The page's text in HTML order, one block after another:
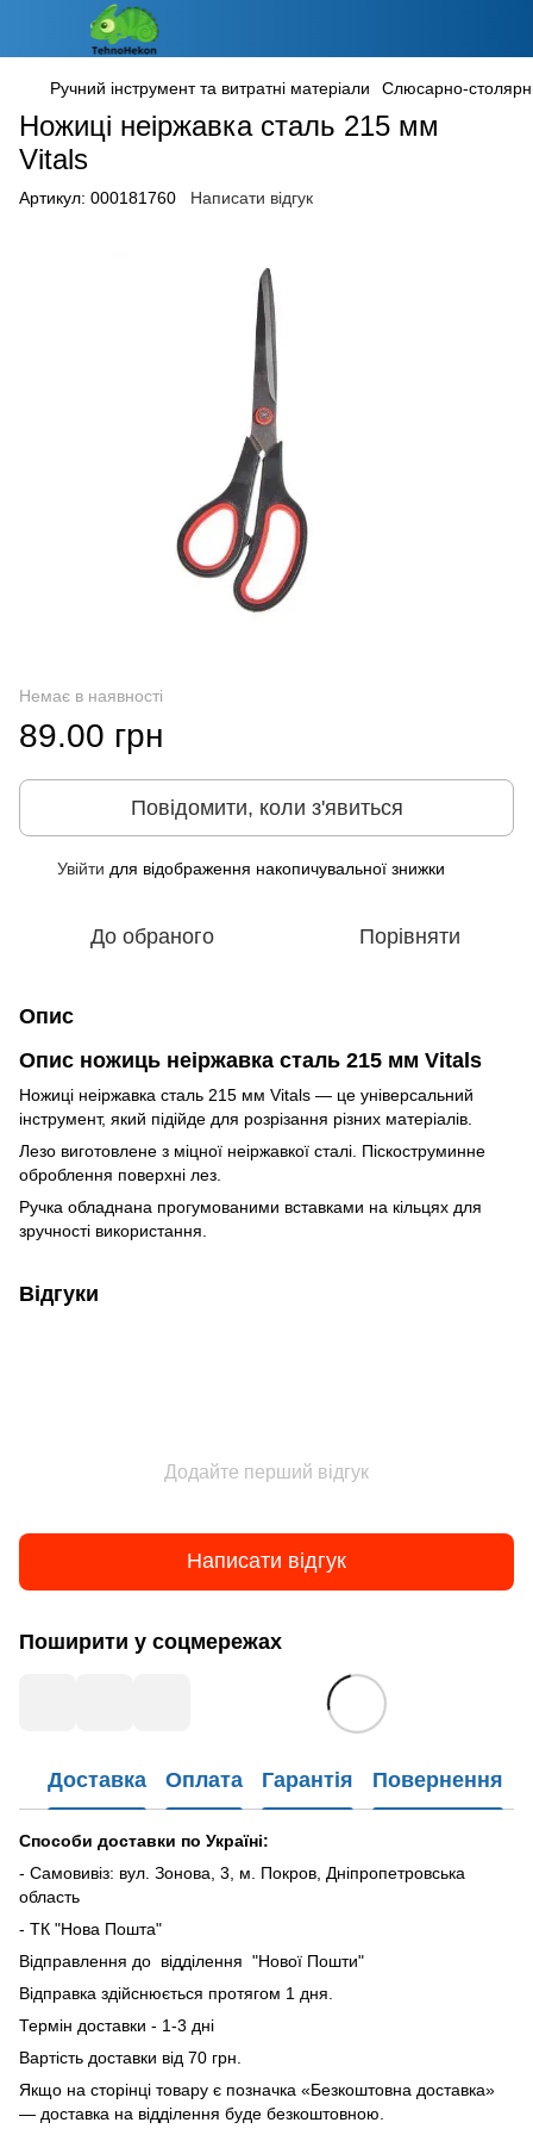
Ручний інструмент та витратні матеріали Слюсарно-
Ножиці неіржавка сталь 215 мм
Vitals
Артикул: 000181760 Написати відгук
Немає в наявності
89.00 грн
Повідомити, коли з'явиться
Увійти для відображення накопичувальної знижки
До обраного Порівняти
Опис
Опис ножиць неіржавка сталь 215 мм Vitals
Ножиці неіржавка сталь 215 мм Vitals — це універсальний
інструмент, який підійде для розрізання різних матеріалів.
Лезо виготовлене з міцної неіржавкої сталі. Піскоструминне
оброблення поверхні лез.
Ручка обладнана прогумованими вставками на кільцях для
зручності використання.
Відгуки
Додайте перший відгук
Написати відгук
Поширити у соцмережах
Доставка Оплата Гарантія Повернення
Способи доставки по Україні:
- Самовивіз: вул. Зонова, 3, м. Покров, Дніпропетровська
область
- ТК "Нова Пошта"
Відправлення до відділення "Нової Пошти"
Відправка здійснюється протягом 1 дня.
Термін доставки - 1-3 дні
Вартість доставки від 70 грн.
Якщо на сторінці товару є позначка «Безкоштовна доставка»
— доставка на відділення буде безкоштовною.